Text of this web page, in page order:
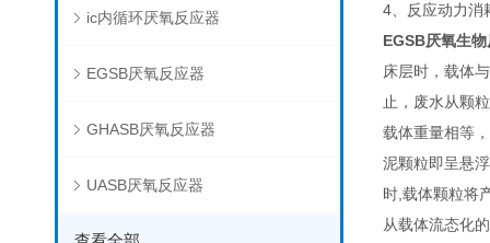
ic内循环厌氧反应器
EGSB厌氧反应器
GHASB厌氧反应器
UASB厌氧反应器
4、反应动力消
EGSB厌氧生
床层时，载体
止，废水从颗
载体重量相等
泥颗粒即呈悬
时,载体颗粒将
从载体流态化